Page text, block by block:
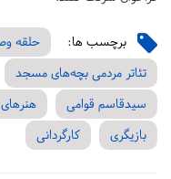
برچسب ها: حلقه
تئاتر مردمی بچه‌های مسجد
سیدقاسم قوامی
بازیگری
کارگردانی